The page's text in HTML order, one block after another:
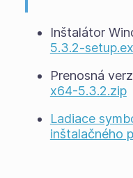
Inštalátor
5.3.2-
Prenosná
x64-5.3.2.zip
Ladiace
inštalačného